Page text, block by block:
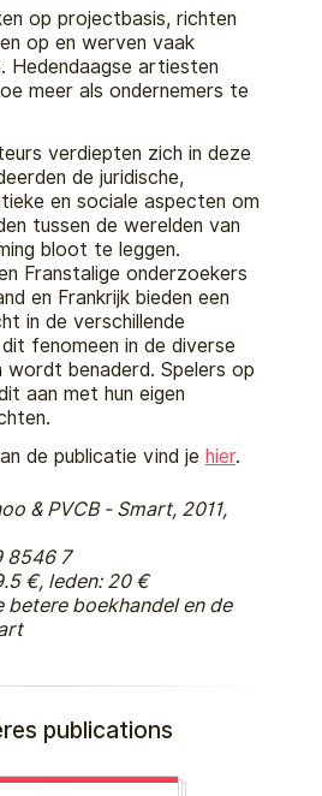
op projectbasis, richten
op en werven vaak
Hedendaagse artiesten
meer als ondernemers te
verdiepten zich in deze
de juridische,
en sociale aspecten om
tussen de werelden van
bloot te leggen.
Franstalige onderzoekers
en Frankrijk bieden een
in de verschillende
fenomeen in de diverse
wordt benaderd. Spelers op
aan met hun eigen
de publicatie vind je hier.
& PVCB - Smart, 2011,
8546 7
€, leden: 20 €
betere boekhandel en de
publications